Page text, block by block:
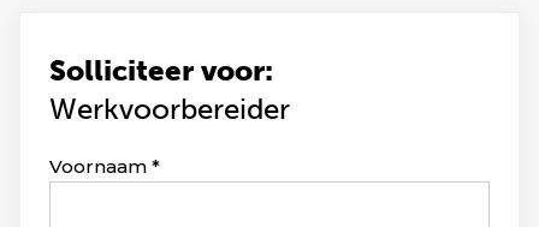
Solliciteer voor:
Werkvoorbereider
Leave
Voornaam